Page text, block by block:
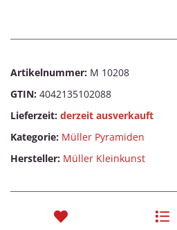
Artikelnummer: M 10208
GTIN: 4042135102088
Lieferzeit: derzeit ausverkauft
Kategorie: Müller Pyramiden
Hersteller: Müller Kleinkunst